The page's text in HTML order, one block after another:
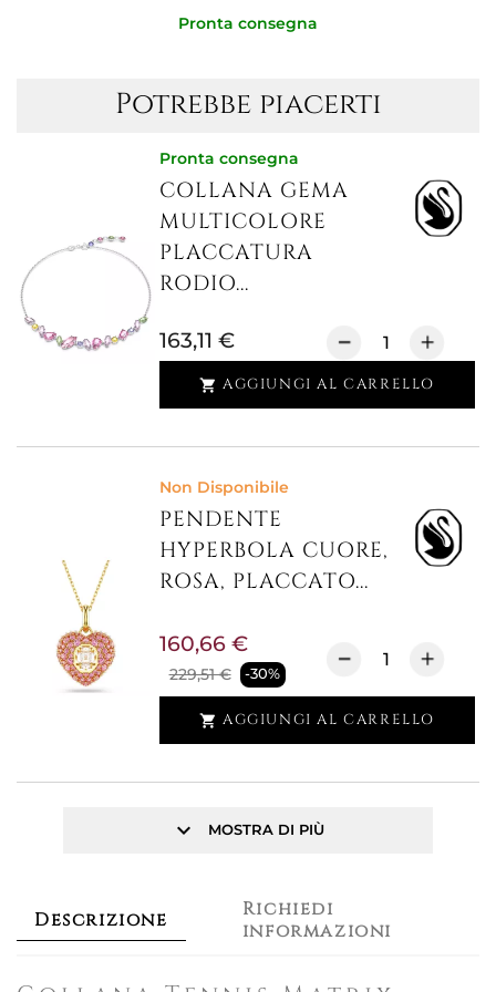
Pronta consegna
Potrebbe piacerti
Pronta consegna
COLLANA GEMA
MULTICOLORE
PLACCATURA
RODIO...
163,11 €
 AGGIUNGI AL CARRELLO
Non Disponibile
PENDENTE
HYPERBOLA CUORE,
ROSA, PLACCATO...
229,51 € -30%
160,66 €
 AGGIUNGI AL CARRELLO
keyboard_arrow_down MOSTRA DI PIÙ
Descrizione
Richiedi
informazioni